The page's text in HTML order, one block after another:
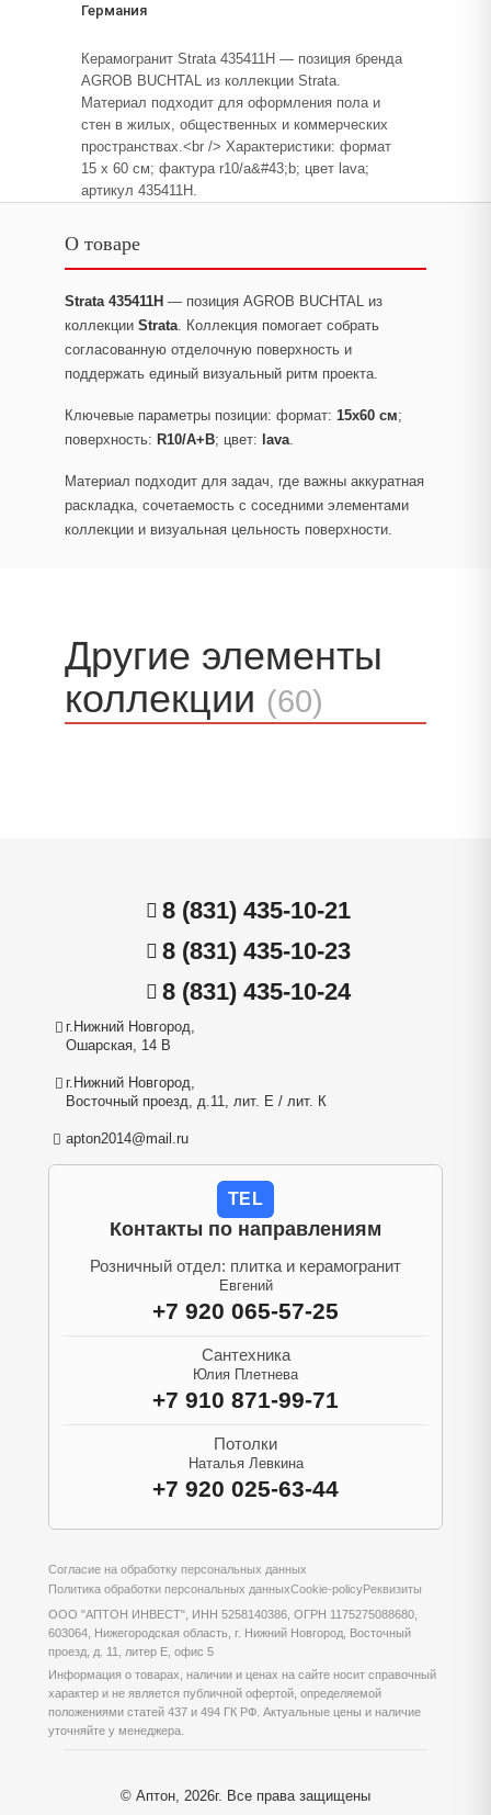
Германия
Керамогранит Strata 435411H — позиция бренда
AGROB BUCHTAL из коллекции Strata.
Материал подходит для оформления пола и
стен в жилых, общественных и коммерческих
пространствах.<br /> Характеристики: формат
15 x 60 см; фактура r10/a&#43;b; цвет lava;
артикул 435411H.
О товаре
Strata 435411H — позиция AGROB BUCHTAL из
коллекции Strata. Коллекция помогает собрать
согласованную отделочную поверхность и
поддержать единый визуальный ритм проекта.
Ключевые параметры позиции: формат: 15x60 см;
поверхность: R10/A+B; цвет: lava.
Материал подходит для задач, где важны аккуратная
раскладка, сочетаемость с соседними элементами
коллекции и визуальная цельность поверхности.
Другие элементы
коллекции (60)
8 (831) 435-10-21
8 (831) 435-10-23
8 (831) 435-10-24
г.Нижний Новгород,
Ошарская, 14 В
г.Нижний Новгород,
Восточный проезд, д.11, лит. Е / лит. К
apton2014@mail.ru
TEL
Контакты по направлениям
Розничный отдел: плитка и керамогранит
Евгений
+7 920 065-57-25
Сантехника
Юлия Плетнева
+7 910 871-99-71
Потолки
Наталья Левкина
+7 920 025-63-44
Согласие на обработку персональных данных
Политика обработки персональных данныхCookie-policyРеквизиты
ООО "АПТОН ИНВЕСТ", ИНН 5258140386, ОГРН 1175275088680,
603064, Нижегородская область, г. Нижний Новгород, Восточный
проезд, д. 11, литер Е, офис 5
Информация о товарах, наличии и ценах на сайте носит справочный
характер и не является публичной офертой, определяемой
положениями статей 437 и 494 ГК РФ. Актуальные цены и наличие
уточняйте у менеджера.
© Аптон, 2026г. Все права защищены